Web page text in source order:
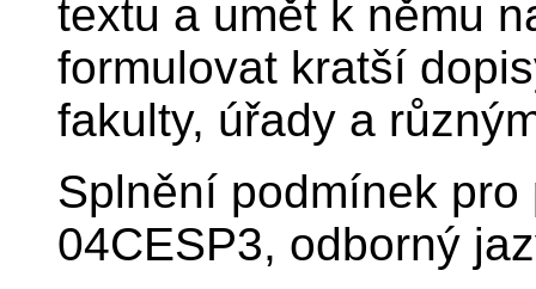
textu a umět k němu
formulovat kratší
fakulty, úřady a
Splnění podmínek
04CESP3, odborný